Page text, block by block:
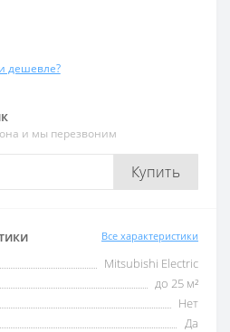
дешевле?
и мы перезвоним
Купить
Все характеристики
Mitsubishi Electric
до 25 м²
Нет
Да